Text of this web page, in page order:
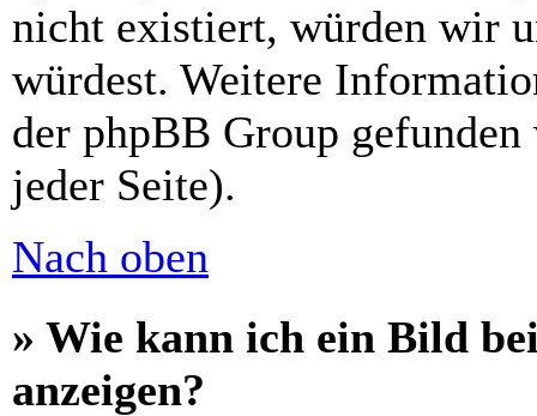
nicht existiert, würden wir
würdest. Weitere
der phpBB Group
jeder Seite).
Nach oben
» Wie kann ich ein Bild
anzeigen?